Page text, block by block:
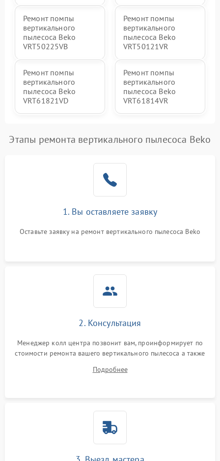
Ремонт помпы
вертикального
пылесоса Beko
VRT50225VB
Ремонт помпы
вертикального
пылесоса Beko
VRT50121VR
Ремонт помпы
вертикального
пылесоса Beko
VRT61821VD
Ремонт помпы
вертикального
пылесоса Beko
VRT61814VR
Этапы ремонта вертикального пылесоса Beko
1. Вы оставляете заявку
Оставьте заявку на ремонт вертикального пылесоса Beko
2. Консультация
Менеджер колл центра позвонит вам, проинформирует по
стоимости ремонта вашего вертикального пылесоса а также
Подробнее